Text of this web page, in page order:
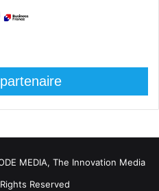
MEDIA, The Innovation Media
Reserved